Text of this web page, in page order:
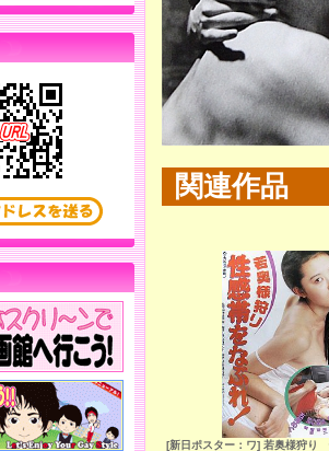
関連作品
[新日ポスター：ワ] 若奥様狩り